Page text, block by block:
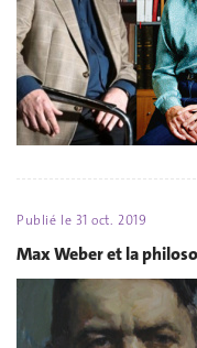
Publié le 31 oct. 2019
Max Weber et la